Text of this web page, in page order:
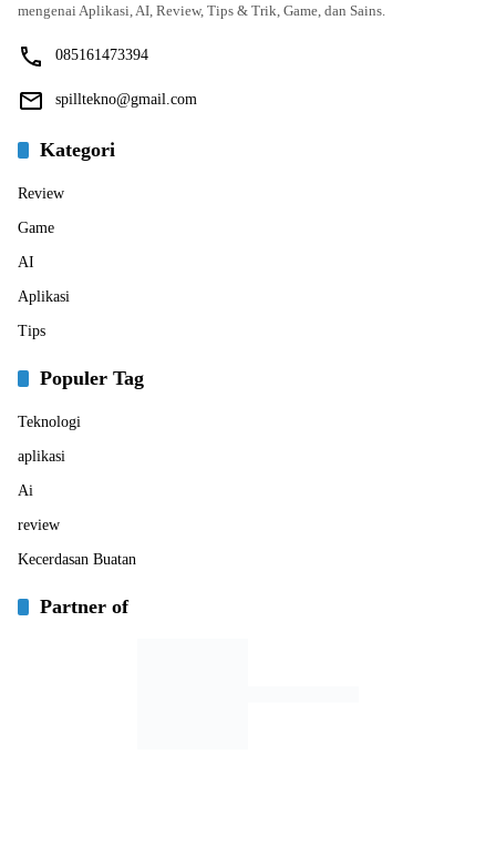
mengenai Aplikasi, AI, Review, Tips & Trik, Game, dan Sains.
085161473394
spilltekno@gmail.com
Kategori
Review
Game
AI
Aplikasi
Tips
Populer Tag
Teknologi
aplikasi
Ai
review
Kecerdasan Buatan
Partner of